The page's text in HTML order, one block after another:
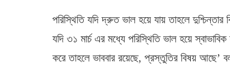
পরিস্থিতি যদি দ্রুত ভাল হয়ে যায় তাহলে
যদি ৩১ মার্চ এর মধ্যে পরিস্থিতি ভাল হয়ে
করে তাহলে ভাববার রয়েছে, প্রস্তুতির বিষয় আছে’